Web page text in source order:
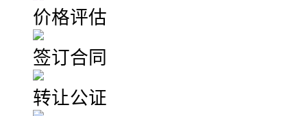
价格评估
签订合同
转让公证